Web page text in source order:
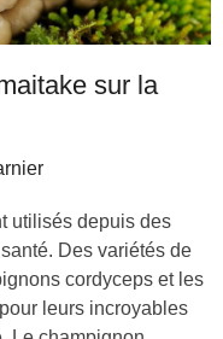
sur la
utilisés depuis des
Des variétés de
cordyceps et les
leurs incroyables